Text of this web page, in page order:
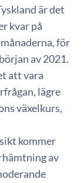
är det
kvar på
för
av 2021.
att vara
lägre
växelkurs,
kommer
av